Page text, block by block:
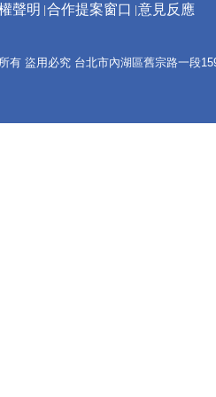
聲明 合作提案窗口 意見反應
盜用必究 台北市內湖區舊宗路一段